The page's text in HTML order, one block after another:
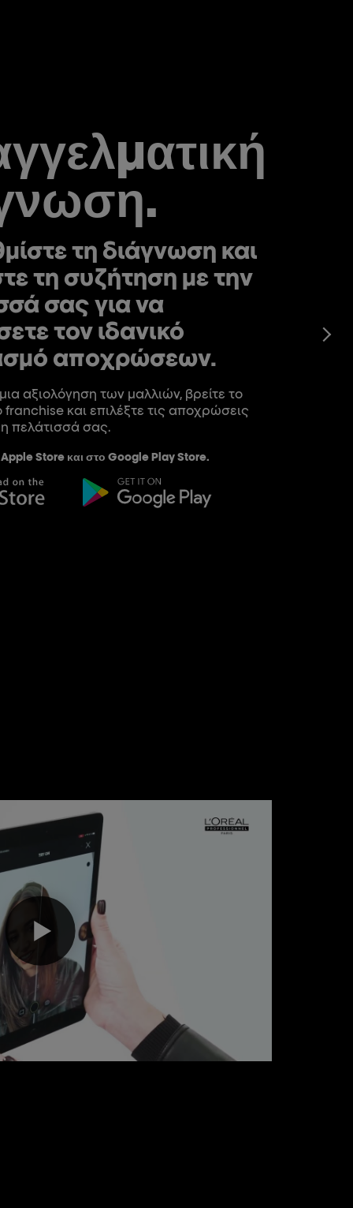
τη διάγνωση και
τη συζήτηση με την
σας για να
τον ιδανικό
αποχρώσεων.
αξιολόγηση των μαλλιών, βρείτε το
franchise και επιλέξτε τις αποχρώσεις
πελάτισσά σας.
Apple Store και στο Google Play Store.